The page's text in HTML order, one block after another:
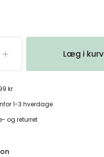
Læg i kurv
kr
1-3 hverdage
og returret